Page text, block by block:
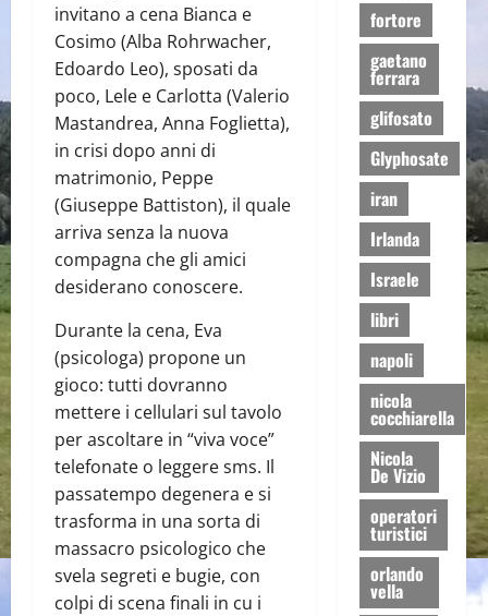
invitano a cena Bianca e
Cosimo (Alba Rohrwacher,
Edoardo Leo), sposati da
poco, Lele e Carlotta (Valerio
Mastandrea, Anna Foglietta),
in crisi dopo anni di
matrimonio, Peppe
(Giuseppe Battiston), il quale
arriva senza la nuova
compagna che gli amici
desiderano conoscere.
Durante la cena, Eva
(psicologa) propone un
gioco: tutti dovranno
mettere i cellulari sul tavolo
per ascoltare in “viva voce”
telefonate o leggere sms. Il
passatempo degenera e si
trasforma in una sorta di
massacro psicologico che
svela segreti e bugie, con
colpi di scena finali in cu i
fortore
gaetano
ferrara
glifosato
Glyphosate
iran
Irlanda
Israele
libri
napoli
nicola
cocchiarella
Nicola
De Vizio
operatori
turistici
orlando
vella